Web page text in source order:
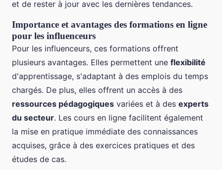
et de rester à jour avec les dernières tendances.
Importance et avantages des formations en ligne
pour les influenceurs
Pour les influenceurs, ces formations offrent
plusieurs avantages. Elles permettent une flexibilité
d'apprentissage, s'adaptant à des emplois du temps
chargés. De plus, elles offrent un accès à des
ressources pédagogiques variées et à des experts
du secteur. Les cours en ligne facilitent également
la mise en pratique immédiate des connaissances
acquises, grâce à des exercices pratiques et des
études de cas.